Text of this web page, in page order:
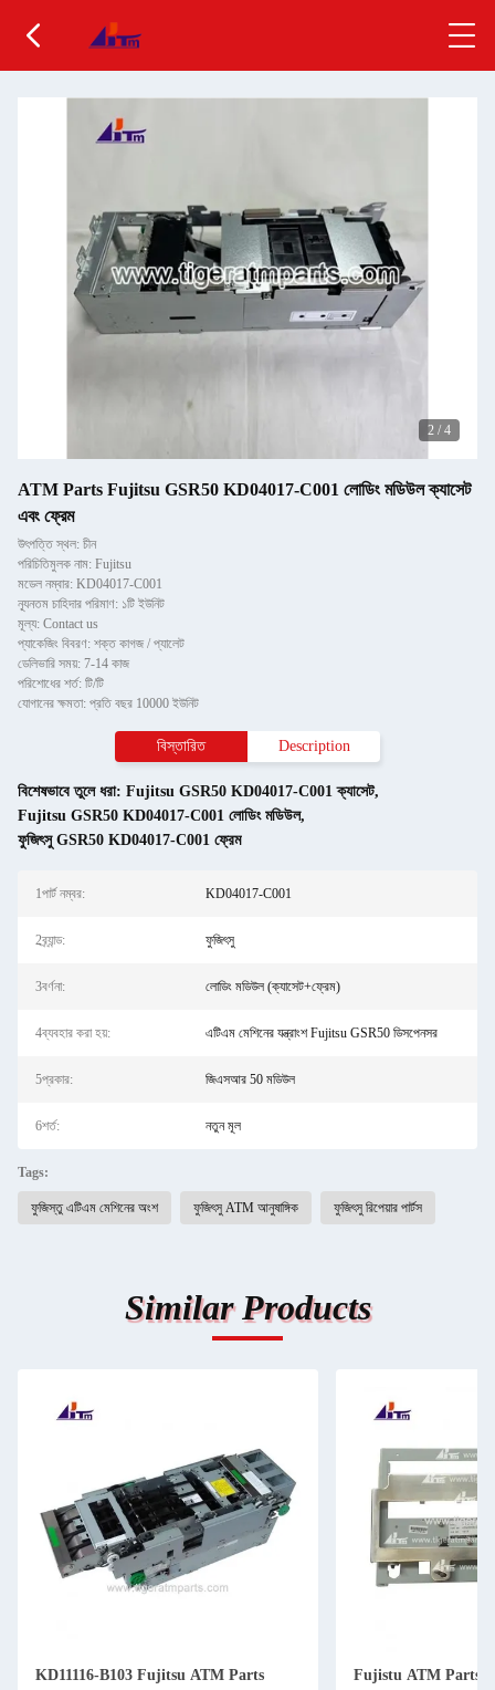
2 / 4
ATM Parts Fujitsu GSR50 KD04017-C001 লোডিং মডিউল ক্যাসেট
এবং ফ্রেম
উৎপত্তি স্থল: চীন
পরিচিতিমুলক নাম: Fujitsu
মডেল নম্বার: KD04017-C001
ন্যূনতম চাহিদার পরিমাণ: ১টি ইউনিট
মূল্য: Contact us
প্যাকেজিং বিবরণ: শক্ত কাগজ / প্যালেট
ডেলিভারি সময়: 7-14 কাজ
পরিশোধের শর্ত: টি/টি
যোগানের ক্ষমতা: প্রতি বছর 10000 ইউনিট
বিস্তারিত Description
বিশেষভাবে তুলে ধরা: Fujitsu GSR50 KD04017-C001 ক্যাসেট,
Fujitsu GSR50 KD04017-C001 লোডিং মডিউল,
ফুজিৎসু GSR50 KD04017-C001 ফ্রেম
1পার্ট নম্বর: KD04017-C001
2ব্র্যান্ড: ফুজিৎসু
3বর্ণনা: লোডিং মডিউল (ক্যাসেট+ফ্রেম)
4ব্যবহার করা হয়: এটিএম মেশিনের যন্ত্রাংশ Fujitsu GSR50 ডিসপেনসর
5প্রকার: জিএসআর 50 মডিউল
6শর্ত: নতুন মূল
Tags:
ফুজিস্তু এটিএম মেশিনের অংশ ফুজিৎসু ATM আনুষাঙ্গিক ফুজিৎসু রিপেয়ার পার্টস
Similar Products
KD11116-B103 Fujitsu ATM Parts
Fujistu ATM Parts